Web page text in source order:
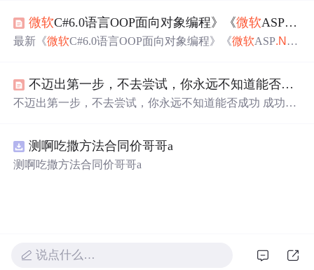
年春节过后，黑龙江.Net俱乐部将举办一次大型的线下活
动周“ 微软.Net俱乐部--走进黑龙江”活动，欢迎你的参与。
微软C#6.0语言OOP面向对象编程》《微软ASP.NET
最新《微软C#6.0语言OOP面向对象编程》《微软ASP.NE
码：36ji微软与开源实战训练营QQ群： 203822816微软MS
DN俱乐部QQ群： 29754721,...
不迈出第一步，不去尝试，你永远不知道能否成功
不迈出第一步，不去尝试，你永远不知道能否成功 成功的
会知道成功或者失败的原因是什么，人生一辈子也就三万
多天，如果每天糊里糊涂的过去了，若干年后可能连故事
测啊吃撒方法合同价哥哥a
测啊吃撒方法合同价哥哥a
说点什么…